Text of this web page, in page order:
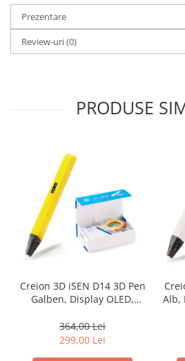
Prezentare
Review-uri(0)
PRODUSE
Creion 3D iSEN D14 3D Pen
Galben, Display OLED,
364,00 Lei
299,00 Lei
Alb,